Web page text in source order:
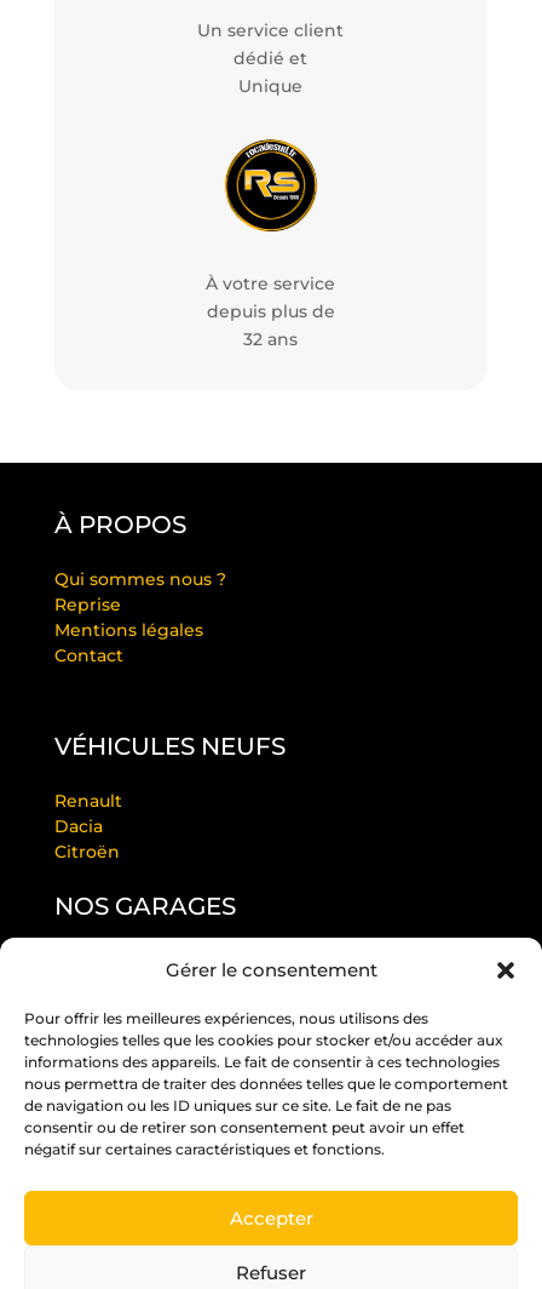
Gérer le consentement
Pour offrir les meilleures expériences, nous utilisons des
technologies telles que les cookies pour stocker et/ou accéder aux
informations des appareils. Le fait de consentir à ces technologies
nous permettra de traiter des données telles que le comportement
de navigation ou les ID uniques sur ce site. Le fait de ne pas
consentir ou de retirer son consentement peut avoir un effet
négatif sur certaines caractéristiques et fonctions.
Accepter
Refuser
Un service client
dédié et
Unique
À votre service
depuis plus de
32 ans
À PROPOS
Qui sommes nous ?
Reprise
Mentions légales
Contact
VÉHICULES NEUFS
Renault
Dacia
Citroën
NOS GARAGES
GARAGE LAURENDEAU BY RS
RS ANGERS PASTEUR
RS EDITION BEAUCOUZÉ
RS JUIGNÉ
RS PARC
RS ST BARTHÉLÉMY D’ANJOU
Un crédit vous engage et doit être remboursé.